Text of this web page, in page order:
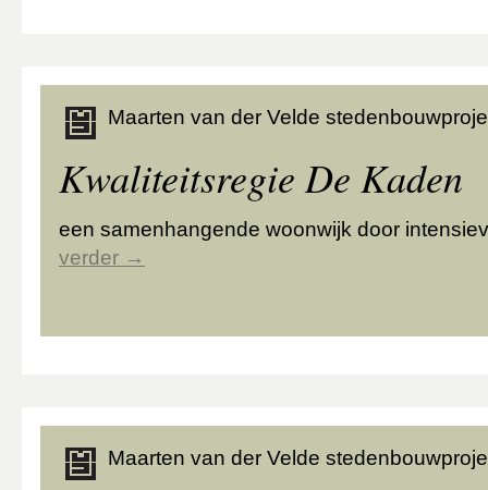
Maarten van der Velde
Kwaliteitsregie De Kaden
een samenhangende woonwijk door
verder →
Maarten van der Velde